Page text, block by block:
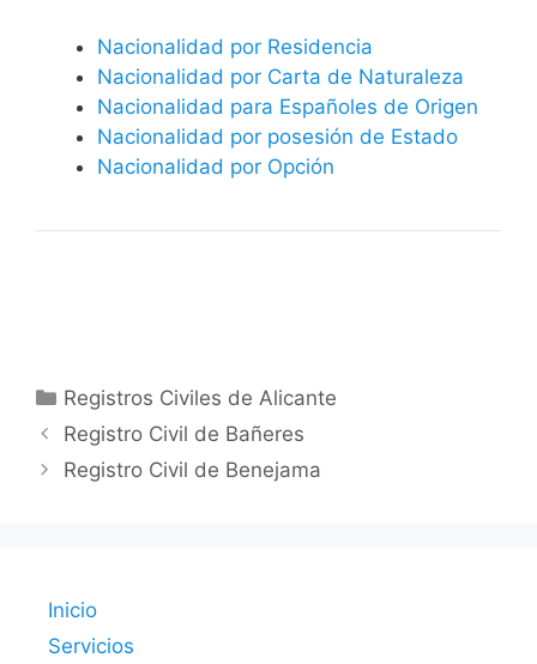
Nacionalidad por Residencia
Nacionalidad por Carta de Naturaleza
Nacionalidad para Españoles de Origen
Nacionalidad por posesión de Estado
Nacionalidad por Opción
Categorías
Registros Civiles de Alicante
Registro Civil de Bañeres
Registro Civil de Benejama
Inicio
Servicios